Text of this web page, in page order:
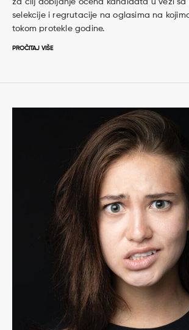
za cilj dobijanje ocena kandidata u vezi sa
selekcije i regrutacije na oglasima na
tokom protekle godine.
PROČITAJ VIŠE